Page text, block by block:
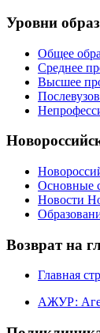
Уровни
Общее
Среднее
Высшее
Основные
Новости
Возврат на
Главная
АЖУР: